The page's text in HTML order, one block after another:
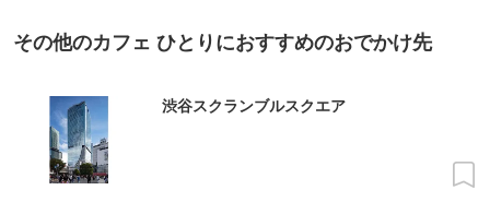
その他のカフェ ひとりにおすすめのおでかけ先
渋谷スクランブルスクエア